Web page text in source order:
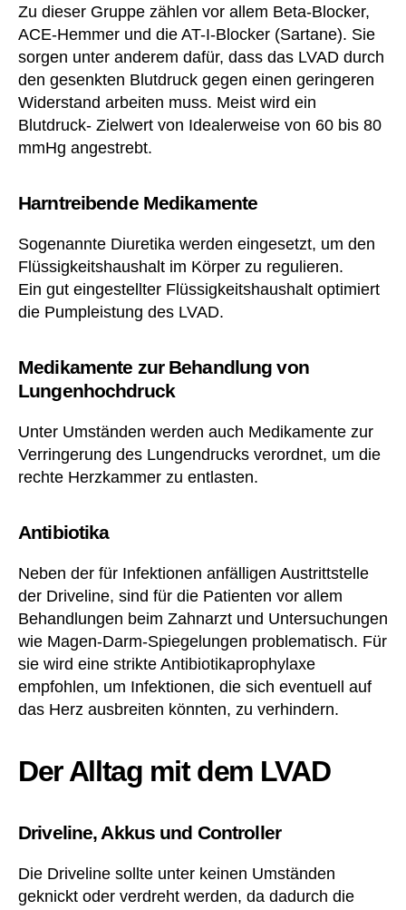
Zu dieser Gruppe zählen vor allem Beta-Blocker,
ACE-Hemmer und die AT-I-Blocker (Sartane). Sie
sorgen unter anderem dafür, dass das LVAD durch
den gesenkten Blutdruck gegen einen geringeren
Widerstand arbeiten muss. Meist wird ein
Blutdruck- Zielwert von Idealerweise von 60 bis 80
mmHg angestrebt.
Harntreibende Medikamente
Sogenannte Diuretika werden eingesetzt, um den
Flüssigkeitshaushalt im Körper zu regulieren.
Ein gut eingestellter Flüssigkeitshaushalt optimiert
die Pumpleistung des LVAD.
Medikamente zur Behandlung von
Lungenhochdruck
Unter Umständen werden auch Medikamente zur
Verringerung des Lungendrucks verordnet, um die
rechte Herzkammer zu entlasten.
Antibiotika
Neben der für Infektionen anfälligen Austrittstelle
der Driveline, sind für die Patienten vor allem
Behandlungen beim Zahnarzt und Untersuchungen
wie Magen-Darm-Spiegelungen problematisch. Für
sie wird eine strikte Antibiotikaprophylaxe
empfohlen, um Infektionen, die sich eventuell auf
das Herz ausbreiten könnten, zu verhindern.
Der Alltag mit dem LVAD
Driveline, Akkus und Controller
Die Driveline sollte unter keinen Umständen
geknickt oder verdreht werden, da dadurch die